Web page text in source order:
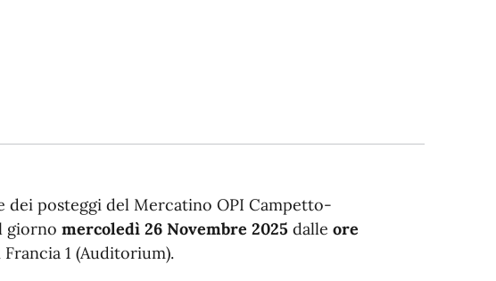
dei posteggi del Mercatino OPI Campetto-
giorno mercoledì 26 Novembre 2025 dalle ore
1 (Auditorium).